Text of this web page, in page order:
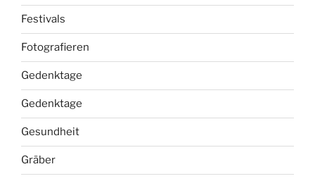
Festivals
Fotografieren
Gedenktage
Gedenktage
Gesundheit
Gräber